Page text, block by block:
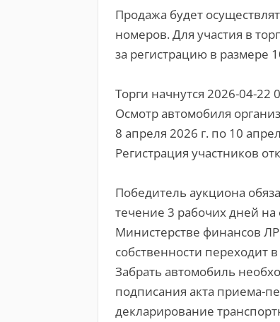
Продажа будет
номеров. Для участия в
за регистрацию в размере
Торги начнутся 2026-04-22
Осмотр автомобиля
8 апреля 2026 г. по 10
Регистрация участников
Победитель аукциона
течение 3 рабочих дней
Министерстве финансов
собственности переходит
Забрать автомобиль
подписания акта приема-
декларирование